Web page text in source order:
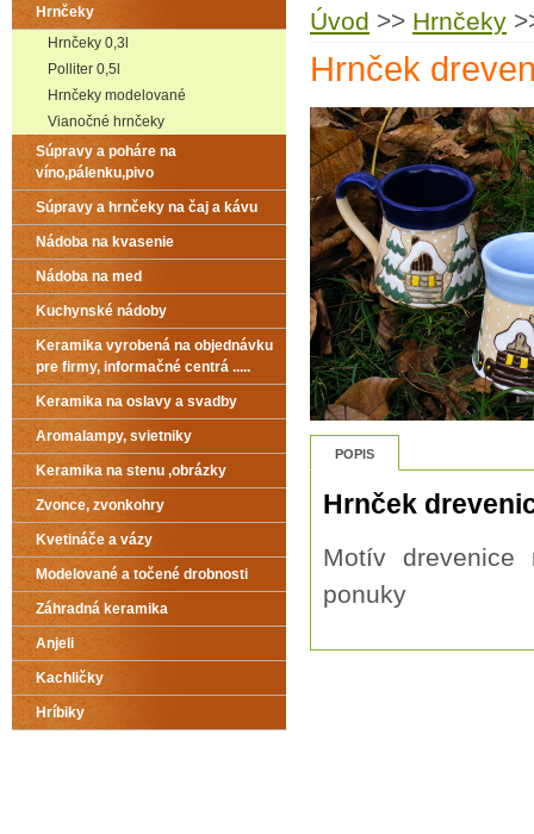
Úvod >> Hrnčeky
Hrnček
POPIS
Hrnček
Motív
ponuky
Hrnčeky
Hrnčeky 0,3l
Polliter 0,5l
Hrnčeky modelované
Vianočné hrnčeky
Súpravy a poháre na
víno,pálenku,pivo
Súpravy a hrnčeky na čaj a kávu
Nádoba na kvasenie
Nádoba na med
Kuchynské nádoby
Keramika vyrobená na objednávku
pre firmy, informačné centrá .....
Keramika na oslavy a svadby
Aromalampy, svietniky
Keramika na stenu ,obrázky
Zvonce, zvonkohry
Kvetináče a vázy
Modelované a točené drobnosti
Záhradná keramika
Anjeli
Kachličky
Hríbiky